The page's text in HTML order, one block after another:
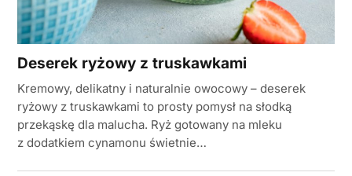
Deserek ryżowy z truskawkami
Kremowy, delikatny i naturalnie owocowy – deserek
ryżowy z truskawkami to prosty pomysł na słodką
przekąskę dla malucha. Ryż gotowany na mleku
z dodatkiem cynamonu świetnie…